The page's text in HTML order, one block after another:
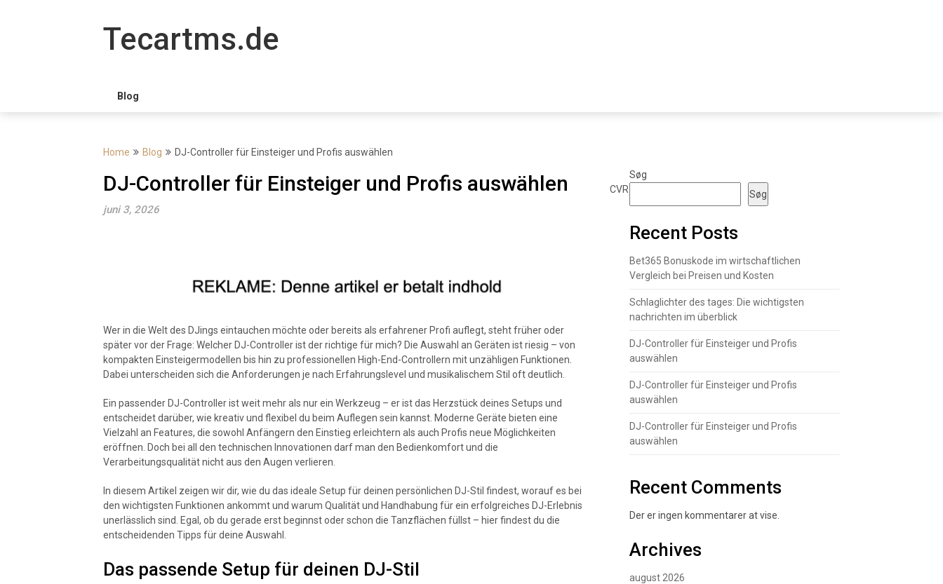
Tecartms.de
Blog
Home Blog DJ-Controller für Einsteiger und Profis auswählen
DJ-Controller für Einsteiger und Profis auswählen
juni 3, 2026
Wer in die Welt des DJings eintauchen möchte oder bereits als erfahrener Profi auflegt, steht früher oder
später vor der Frage: Welcher DJ-Controller ist der richtige für mich? Die Auswahl an Geräten ist riesig – von
kompakten Einsteigermodellen bis hin zu professionellen High-End-Controllern mit unzähligen Funktionen.
Dabei unterscheiden sich die Anforderungen je nach Erfahrungslevel und musikalischem Stil oft deutlich.
Ein passender DJ-Controller ist weit mehr als nur ein Werkzeug – er ist das Herzstück deines Setups und
entscheidet darüber, wie kreativ und flexibel du beim Auflegen sein kannst. Moderne Geräte bieten eine
Vielzahl an Features, die sowohl Anfängern den Einstieg erleichtern als auch Profis neue Möglichkeiten
eröffnen. Doch bei all den technischen Innovationen darf man den Bedienkomfort und die
Verarbeitungsqualität nicht aus den Augen verlieren.
In diesem Artikel zeigen wir dir, wie du das ideale Setup für deinen persönlichen DJ-Stil findest, worauf es bei
den wichtigsten Funktionen ankommt und warum Qualität und Handhabung für ein erfolgreiches DJ-Erlebnis
unerlässlich sind. Egal, ob du gerade erst beginnst oder schon die Tanzflächen füllst – hier findest du die
entscheidenden Tipps für deine Auswahl.
Das passende Setup für deinen DJ-Stil
Søg
Søg
Recent Posts
Bet365 Bonuskode im wirtschaftlichen
Vergleich bei Preisen und Kosten
Schlaglichter des tages: Die wichtigsten
nachrichten im überblick
DJ-Controller für Einsteiger und Profis
auswählen
DJ-Controller für Einsteiger und Profis
auswählen
DJ-Controller für Einsteiger und Profis
auswählen
Recent Comments
Der er ingen kommentarer at vise.
Archives
august 2026
CVR